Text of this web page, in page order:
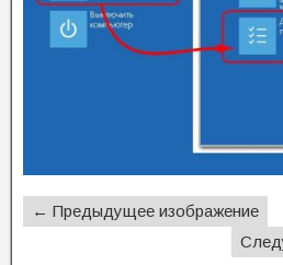
← Предыдущее изображение